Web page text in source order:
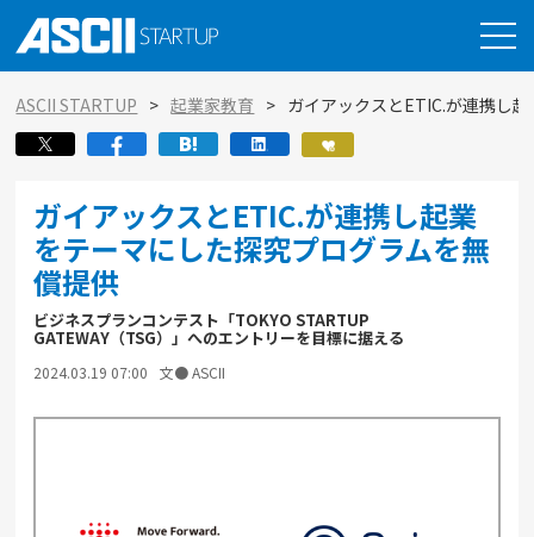
ASCII STARTUP 起業家教育 ガイアックスとETIC.が連携し
ガイアックスとETIC.が連携し起業
をテーマにした探究プログラムを無
償提供
ビジネスプランコンテスト「TOKYO STARTUP
GATEWAY（TSG）」へのエントリーを目標に据える
2024.03.19 07:00 文● ASCII